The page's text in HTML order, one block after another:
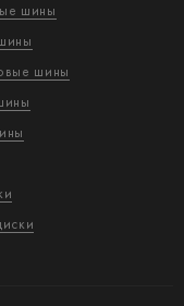
шины
шины